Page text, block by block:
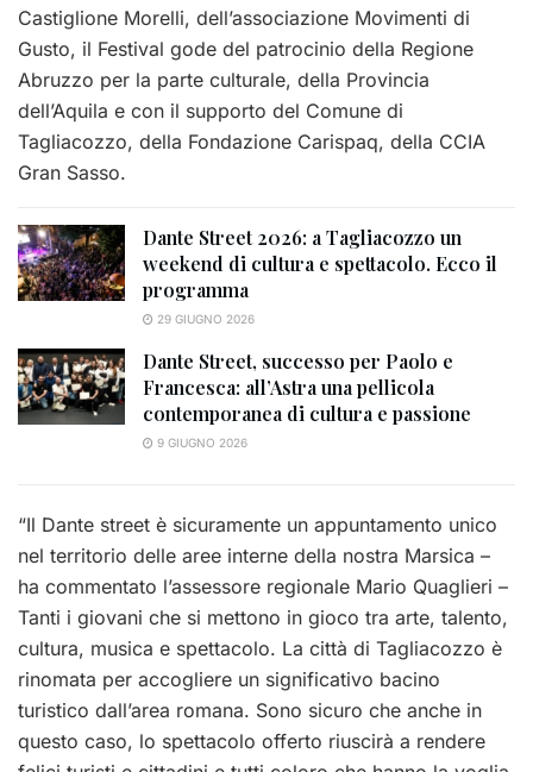
Castiglione Morelli, dell’associazione Movimenti di
Gusto, il Festival gode del patrocinio della Regione
Abruzzo per la parte culturale, della Provincia
dell’Aquila e con il supporto del Comune di
Tagliacozzo, della Fondazione Carispaq, della CCIA
Gran Sasso.
Dante Street 2026: a Tagliacozzo un
weekend di cultura e spettacolo. Ecco il
programma
29 GIUGNO 2026
Dante Street, successo per Paolo e
Francesca: all’Astra una pellicola
contemporanea di cultura e passione
9 GIUGNO 2026
“Il Dante street è sicuramente un appuntamento unico
nel territorio delle aree interne della nostra Marsica –
ha commentato l’assessore regionale Mario Quaglieri –
Tanti i giovani che si mettono in gioco tra arte, talento,
cultura, musica e spettacolo. La città di Tagliacozzo è
rinomata per accogliere un significativo bacino
turistico dall’area romana. Sono sicuro che anche in
questo caso, lo spettacolo offerto riuscirà a rendere